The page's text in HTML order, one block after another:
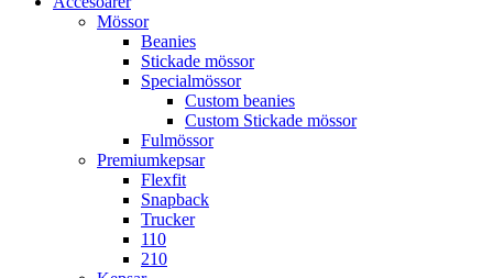
Mössor
Beanies
Stickade mössor
Specialmössor
Custom beanies
Custom Stickade mössor
Fulmössor
Premiumkepsar
Flexfit
Snapback
Trucker
110
210